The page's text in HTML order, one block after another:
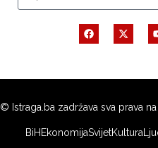
© Istraga.ba zadržava sva prava
BiHEkonomijaSvijetKultura